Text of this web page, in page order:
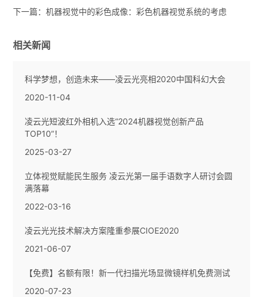
下一篇：机器视觉中的彩色成像：彩色机器视觉系统的考虑
相关新闻
科学梦想，创造未来——凌云光亮相2020中国科幻大会
2020-11-04
凌云光短波红外相机入选“2024机器视觉创新产品
TOP10”！
2025-03-27
立体视觉赋能民生服务 凌云光第一届手语数字人研讨会圆
满落幕
2022-03-16
凌云光光技术解决方案隆重参展CIOE2020
2021-06-07
【免费】名额有限！新一代扫描光场显微镜样机免费测试
2020-07-23